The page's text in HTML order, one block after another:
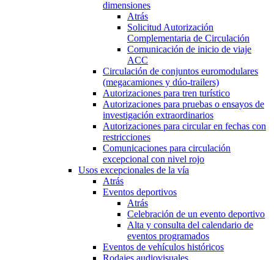
dimensiones
Atrás
Solicitud Autorización
Complementaria de Circulación
Comunicación de inicio de viaje
ACC
Circulación de conjuntos euromodulares
(megacamiones y dúo-trailers)
Autorizaciones para tren turístico
Autorizaciones para pruebas o ensayos de
investigación extraordinarios
Autorizaciones para circular en fechas con
restricciones
Comunicaciones para circulación
excepcional con nivel rojo
Usos excepcionales de la vía
Atrás
Eventos deportivos
Atrás
Celebración de un evento deportivo
Alta y consulta del calendario de
eventos programados
Eventos de vehículos históricos